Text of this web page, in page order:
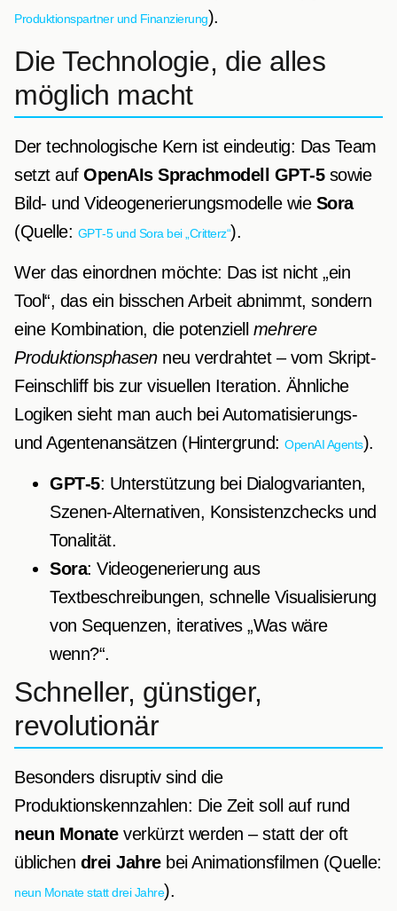
Produktionspartner und Finanzierung).
Die Technologie, die alles
möglich macht
Der technologische Kern ist eindeutig: Das Team
setzt auf OpenAIs Sprachmodell GPT‑5sowie
Bild- und Videogenerierungsmodelle wie Sora
(Quelle: GPT‑5 und Sora bei „Critterz“).
Wer das einordnen möchte: Das ist nicht „ein
Tool“, das ein bisschen Arbeit abnimmt, sondern
eine Kombination, die potenziell mehrere
Produktionsphasenneu verdrahtet – vom Skript-
Feinschliff bis zur visuellen Iteration. Ähnliche
Logiken sieht man auch bei Automatisierungs-
und Agentenansätzen (Hintergrund: OpenAI Agents).
GPT‑5: Unterstützung bei Dialogvarianten,
Szenen-Alternativen, Konsistenzchecks und
Tonalität.
Sora: Videogenerierung aus
Textbeschreibungen, schnelle Visualisierung
von Sequenzen, iteratives „Was wäre
wenn?“.
Schneller, günstiger,
revolutionär
Besonders disruptiv sind die
Produktionskennzahlen: Die Zeit soll auf rund
neun Monateverkürzt werden – statt der oft
üblichen drei Jahrebei Animationsfilmen (Quelle:
neun Monate statt drei Jahre).